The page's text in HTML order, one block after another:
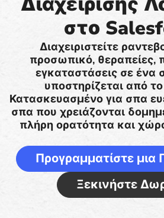
στο
Διαχειριστείτε
προσωπικό, θεραπείες,
εγκαταστάσεις σε ένα
υποστηρίζεται από
Κατασκευασμένο για σπα
σπα που χρειάζονται
πλήρη ορατότητα και
Προγραμματίστε μια
Ξεκινήστε